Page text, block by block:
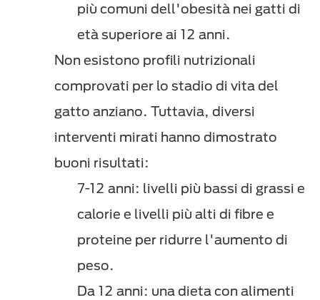
più comuni dell'obesità nei gatti di
età superiore ai 12 anni.
Non esistono profili nutrizionali
comprovati per lo stadio di vita del
gatto anziano. Tuttavia, diversi
interventi mirati hanno dimostrato
buoni risultati:
7-12 anni: livelli più bassi di grassi e
calorie e livelli più alti di fibre e
proteine per ridurre l'aumento di
peso.
Da 12 anni: una dieta con alimenti